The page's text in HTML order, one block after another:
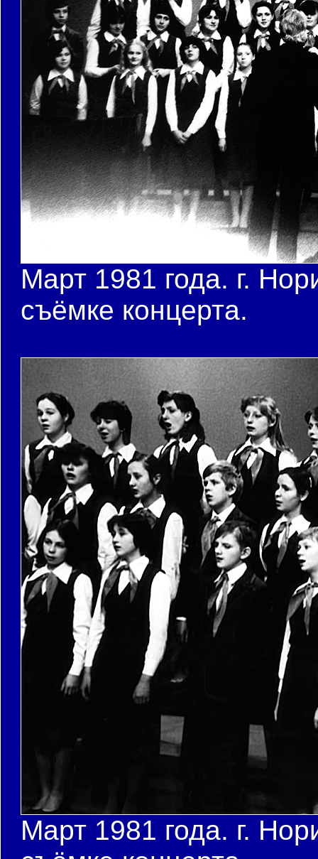
Март 1981 года. г.
съёмке концерта.
Март 1981 года. г.